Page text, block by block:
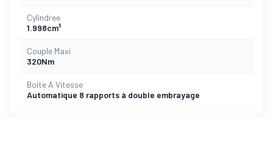
Cylindree
1.998cm³
Couple Maxi
320Nm
Boite A Vitesse
Automatique 8 rapports à double embrayage